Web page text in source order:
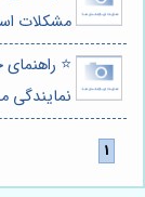
مشکلات
⭐️
نمایندگی